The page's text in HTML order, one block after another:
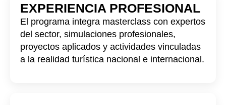
EXPERIENCIA PROFESIONAL
El programa integra masterclass con expertos
del sector, simulaciones profesionales,
proyectos aplicados y actividades vinculadas
a la realidad turística nacional e internacional.